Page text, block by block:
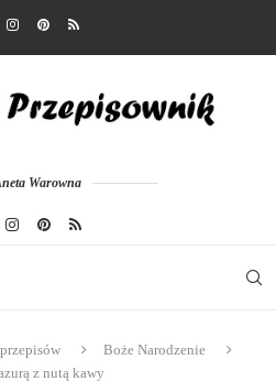
Warowna
Boże Narodzenie
z nutą kawy